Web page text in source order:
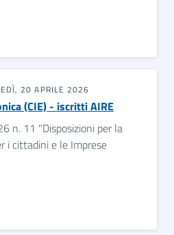
20 APRILE 2026
(CIE) - iscritti AIRE
n. 11 "Disposizioni per la
i cittadini e le Imprese